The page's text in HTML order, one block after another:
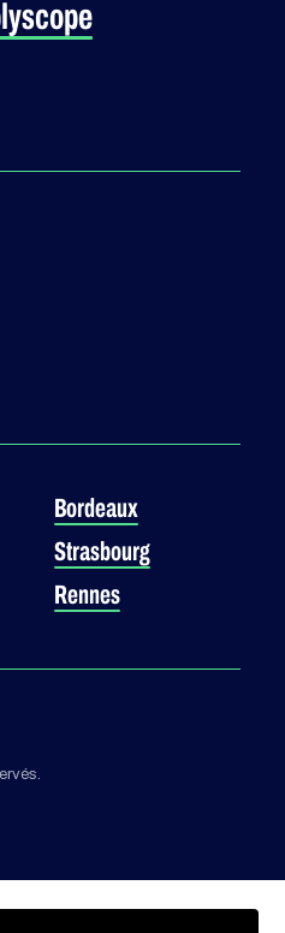
Bordeaux
Strasbourg
Rennes